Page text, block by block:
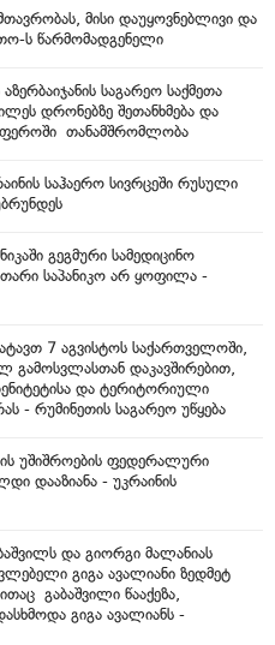
მისი დაუყოვნებლივი და
ს წარმომადგენელი
საგარეო საქმეთა
დრონებზე შეთანხმება და
სფეროში თანამშრომლობა
საჰაერო სივრცეში რუსული
გეგმური სამედიცინო
საპანიკო არ ყოფილა -
7 აგვისტოს საქართველოში,
გამოსვლასთან დაკავშირებით,
და ტერიტორიული
- რუმინეთის საგარეო უწყება
უშიშროების ფედერალური
დააზიანა - უკრაინის
და გიორგი მალანიას
გიგა ავალიანი ზედმეტ
გაბაშვილი წააქეზა,
გიგა ავალიანს -